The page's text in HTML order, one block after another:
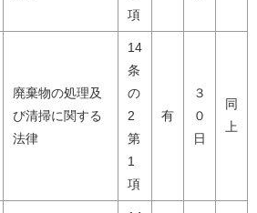
項
廃棄物の処理及
び清掃に関する
法律
14
条
の
2
第
1
項
有
３
０
日
同
上